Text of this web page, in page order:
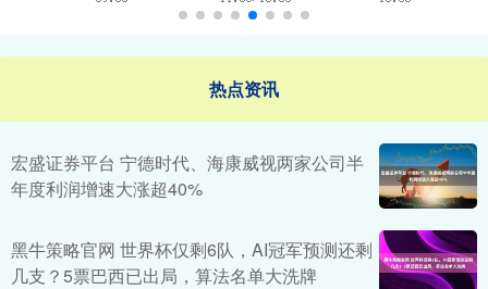
热点资讯
宏盛证券平台 宁德时代、海康威视两家公司半
年度利润增速大涨超40%
黑牛策略官网 世界杯仅剩6队，AI冠军预测还剩
几支？5票巴西已出局，算法名单大洗牌